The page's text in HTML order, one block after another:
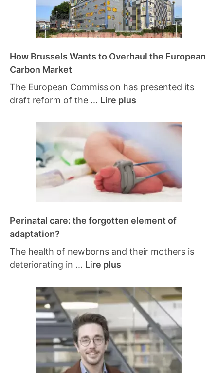
How Brussels Wants to Overhaul the European
Carbon Market
The European Commission has presented its
draft reform of the ... Lire plus
Perinatal care: the forgotten element of
adaptation?
The health of newborns and their mothers is
deteriorating in ... Lire plus